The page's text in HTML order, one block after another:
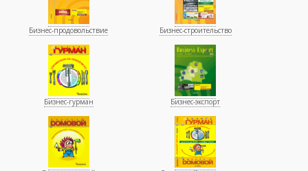
Бизнес-продовольствие Бизнес-строительство
Бизнес-гурман Бизнес-экспорт